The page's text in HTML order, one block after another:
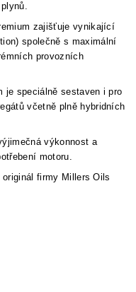
zajišťuje vynikající
společně s maximální
provozních
je speciálně sestaven i pro
včetně plně hybridních
výkonnost a
motoru.
firmy Millers Oils